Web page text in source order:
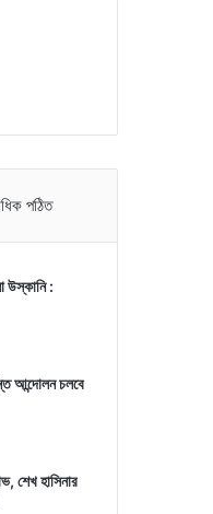
পঠিত
উস্কানি :
আন্দোলন চলবে
শেখ হাসিনার